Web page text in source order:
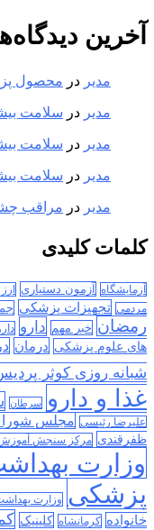
آخرین
مدیر در محصول
مدیر در سلامت
مدیر در سلامت
مدیر در سلامت
مدیر در مراقب
کلمات کلیدی
آزمایشگاه آزمون دستیاری
مردمی تجهیزات پزشکی
رمضان خبر مهم دارو
های علوم پزشکی درمان
شبانه روزی کوثر
غذا و دارو
سرطان
علیرضا رئیسی مجلس
ظفرقندی مرکز سنجش
وزارت
پزشکی وزارت
خانواده کرمانشاه کلینیک